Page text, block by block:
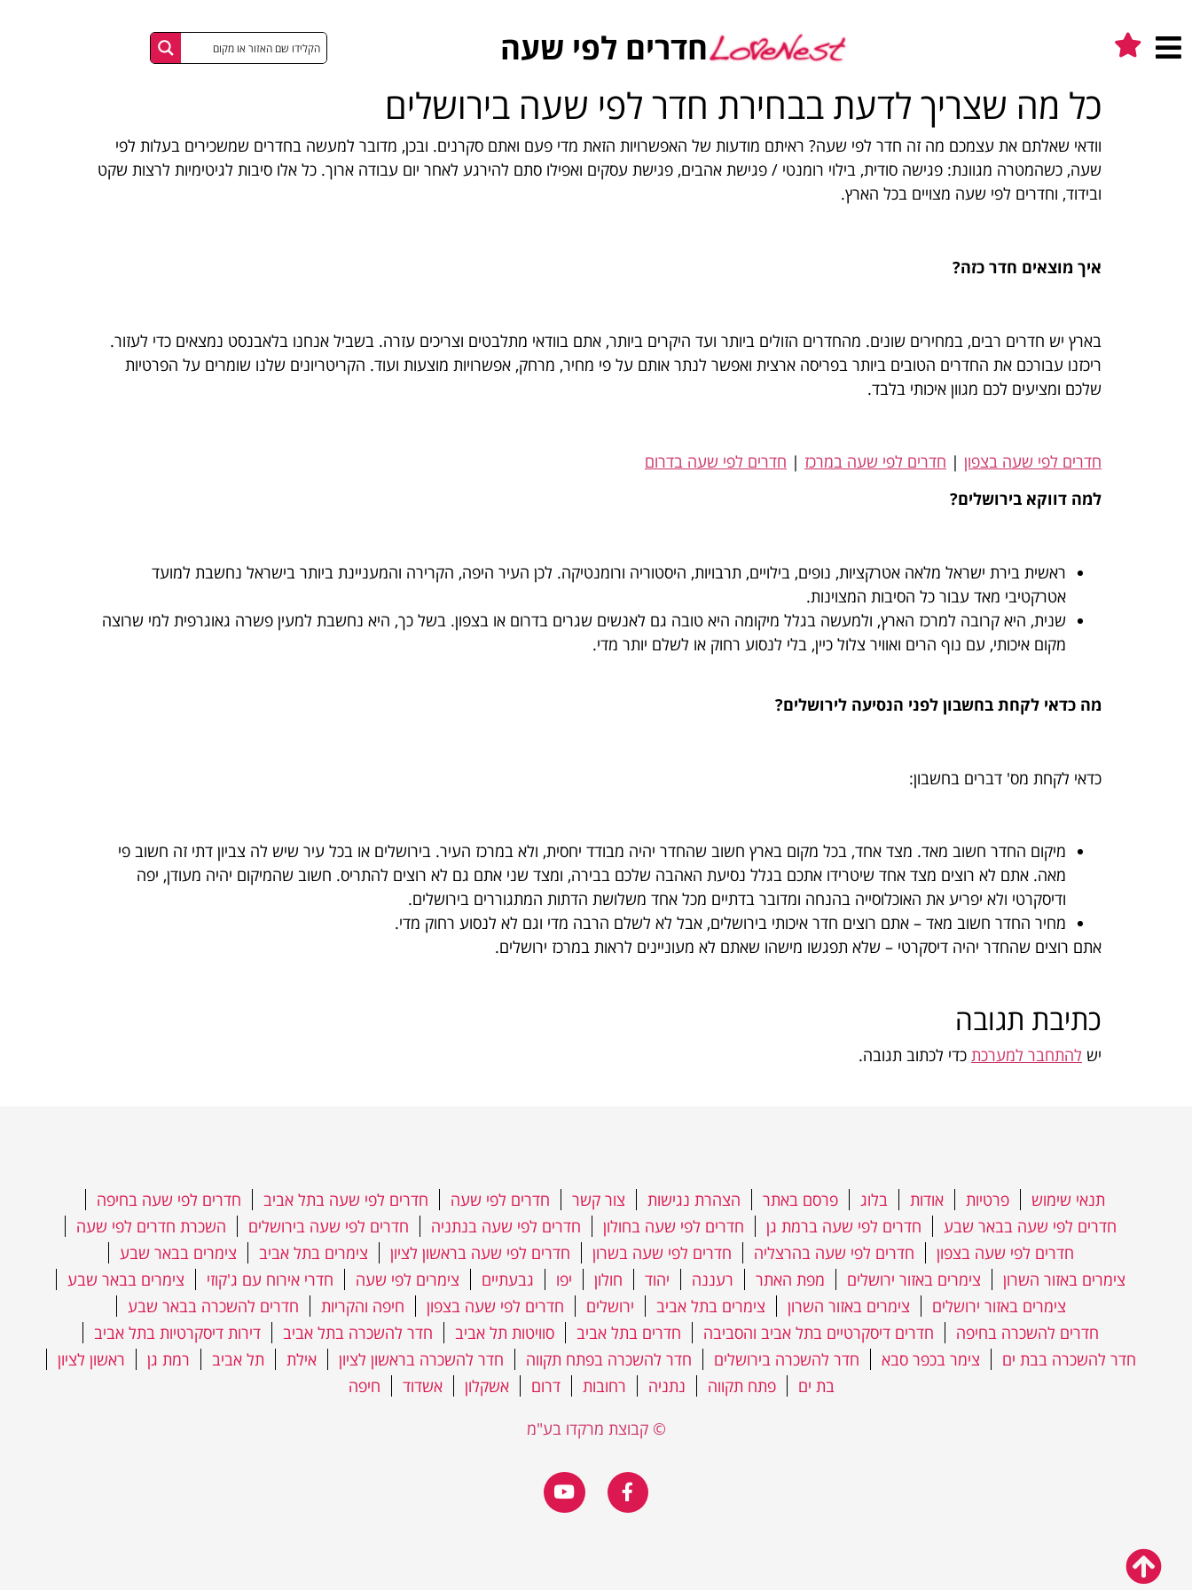
חדרים לפי שעה
כל מה שצריך לדעת בבחירת חדר לפי שעה בירושלים
וודאי שאלתם את עצמכם מה זה חדר לפי שעה? ראיתם מודעות של האפשרויות הזאת מדי פעם ואתם סקרנים. ובכן, מדובר למעשה בחדרים שמשכירים בעלות לפי
שעה, כשהמטרה מגוונת: פגישה סודית, בילוי רומנטי / פגישת אהבים, פגישת עסקים ואפילו סתם להירגע לאחר יום עבודה ארוך. כל אלו סיבות לגיטימיות לרצות שקט
ובידוד, וחדרים לפי שעה מצויים בכל הארץ.
איך מוצאים חדר כזה?
בארץ יש חדרים רבים, במחירים שונים. מהחדרים הזולים ביותר ועד היקרים ביותר, אתם בוודאי מתלבטים וצריכים עזרה. בשביל אנחנו בלאבנסט נמצאים כדי לעזור.
ריכזנו עבורכם את החדרים הטובים ביותר בפריסה ארצית ואפשר לנתר אותם על פי מחיר, מרחק, אפשרויות מוצעות ועוד. הקריטריונים שלנו שומרים על הפרטיות
שלכם ומציעים לכם מגוון איכותי בלבד.
חדרים לפי שעה בצפון | חדרים לפי שעה במרכז | חדרים לפי שעה בדרום
למה דווקא בירושלים?
ראשית בירת ישראל מלאה אטרקציות, נופים, בילויים, תרבויות, היסטוריה ורומנטיקה. לכן העיר היפה, הקרירה והמעניינת ביותר בישראל נחשבת למועד
אטרקטיבי מאד עבור כל הסיבות המצוינות.
שנית, היא קרובה למרכז הארץ, ולמעשה בגלל מיקומה היא טובה גם לאנשים שגרים בדרום או בצפון. בשל כך, היא נחשבת למעין פשרה גאוגרפית למי שרוצה
מקום איכותי, עם נוף הרים ואוויר צלול כיין, בלי לנסוע רחוק או לשלם יותר מדי.
מה כדאי לקחת בחשבון לפני הנסיעה לירושלים?
כדאי לקחת מס' דברים בחשבון:
מיקום החדר חשוב מאד. מצד אחד, בכל מקום בארץ חשוב שהחדר יהיה מבודד יחסית, ולא במרכז העיר. בירושלים או בכל עיר שיש לה צביון דתי זה חשוב פי
מאה. אתם לא רוצים מצד אחד שיטרידו אתכם בגלל נסיעת האהבה שלכם בבירה, ומצד שני אתם גם לא רוצים להתריס. חשוב שהמיקום יהיה מעודן, יפה
ודיסקרטי ולא יפריע את האוכלוסייה בהנחה ומדובר בדתיים מכל אחד משלושת הדתות המתגוררים בירושלים.
מחיר החדר חשוב מאד – אתם רוצים חדר איכותי בירושלים, אבל לא לשלם הרבה מדי וגם לא לנסוע רחוק מדי.
אתם רוצים שהחדר יהיה דיסקרטי – שלא תפגשו מישהו שאתם לא מעוניינים לראות במרכז ירושלים.
כתיבת תגובה
יש להתחבר למערכת כדי לכתוב תגובה.
תנאי שימוש פרטיות אודות בלוג פרסם באתר הצהרת נגישות צור קשר חדרים לפי שעה חדרים לפי שעה בתל אביב
חדרים לפי שעה בחיפה
חדרים לפי שעה בבאר שבע
חדרים לפי שעה ברמת גן חדרים לפי שעה בחולון חדרים לפי שעה בנתניה חדרים לפי שעה בירושלים
השכרת חדרים לפי שעה
חדרים לפי שעה בצפון
חדרים לפי שעה בהרצליה חדרים לפי שעה בשרון חדרים לפי שעה בראשון לציון צימרים בתל אביב
צימרים בבאר שבע
צימרים באזור השרון
צימרים באזור ירושלים מפת האתר רעננה יהוד חולון יפו גבעתיים צימרים לפי שעה חדרי אירוח עם ג'קוזי
צימרים בבאר שבע
צימרים באזור ירושלים
צימרים באזור השרון צימרים בתל אביב ירושלים חדרים לפי שעה בצפון חיפה והקריות
חדרים להשכרה בבאר שבע
חדרים להשכרה בחיפה
חדרים דיסקרטיים בתל אביב והסביבה חדרים בתל אביב סוויטות תל אביב חדר להשכרה בתל אביב
דירות דיסקרטיות בתל אביב
חדר להשכרה בבת ים
צימר בכפר סבא חדר להשכרה בירושלים חדר להשכרה בפתח תקווה חדר להשכרה בראשון לציון אילת תל אביב רמת גן
ראשון לציון
בת ים
פתח תקווה נתניה רחובות דרום אשקלון אשדוד
חיפה
© קבוצת מרקדו בע"מ